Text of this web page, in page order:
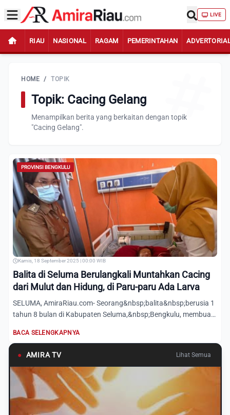
LIVE
RIAU NASIONAL RAGAM PEMERINTAHAN
HOME / TOPIK
Topik: Cacing Gelang
Menampilkan berita yang berkaitan dengan topik
"Cacing Gelang".
PROVINSI BENGKULU
Kamis, 18 September 2025 | 00:00 WIB
Balita di Seluma Berulangkali Muntahkan Cacing
dari Mulut dan Hidung, di Paru-paru Ada Larva
SELUMA, AmiraRiau.com- Seorang&nbsp;balita&nbsp;berusia 1
tahun 8 bulan di Kabupaten Seluma,&nbsp;Bengkulu, membuat
BACA SELENGKAPNYA
● AMIRA TV Lihat Semua